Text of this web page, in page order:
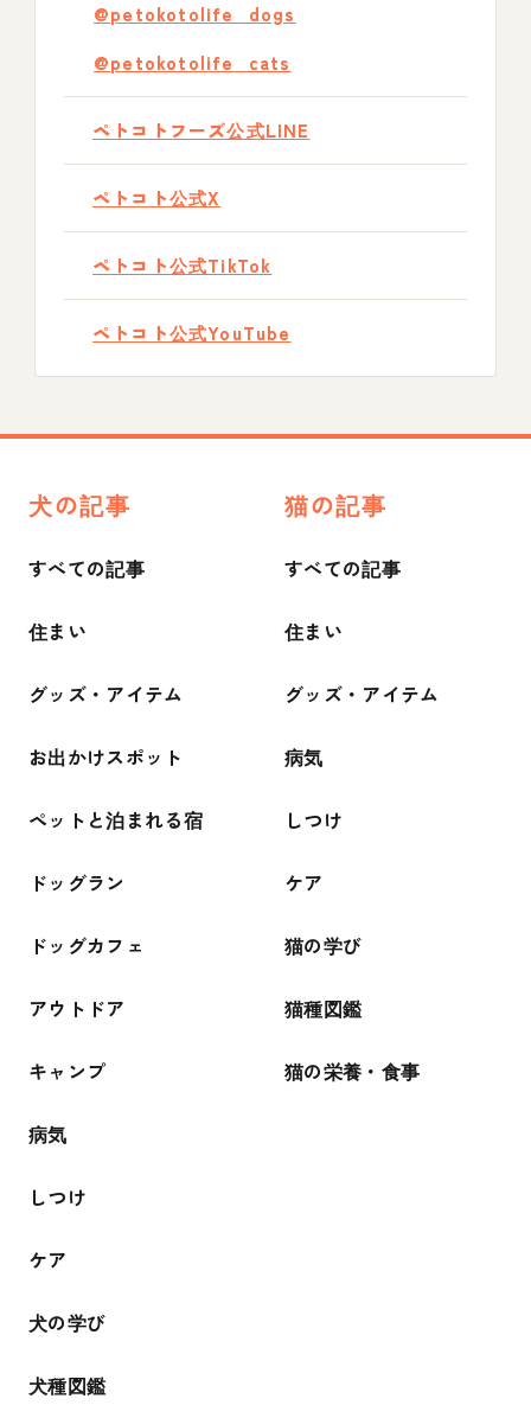
@petokotolife_dogs
@petokotolife_cats
ペトコトフーズ公式LINE
ペトコト公式X
ペトコト公式TikTok
ペトコト公式YouTube
犬の記事
すべての記事
住まい
グッズ・アイテム
お出かけスポット
ペットと泊まれる宿
ドッグラン
ドッグカフェ
アウトドア
キャンプ
病気
しつけ
ケア
犬の学び
犬種図鑑
猫の記事
すべての記事
住まい
グッズ・アイテム
病気
しつけ
ケア
猫の学び
猫種図鑑
猫の栄養・食事